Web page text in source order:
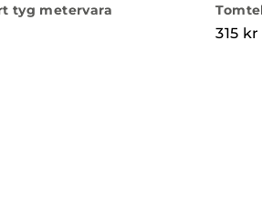
tyg metervara
315 kr